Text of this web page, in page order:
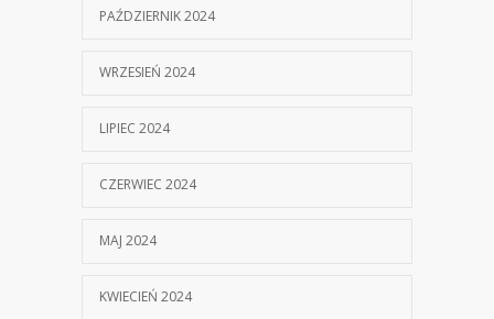
PAŹDZIERNIK 2024
WRZESIEŃ 2024
LIPIEC 2024
CZERWIEC 2024
MAJ 2024
KWIECIEŃ 2024